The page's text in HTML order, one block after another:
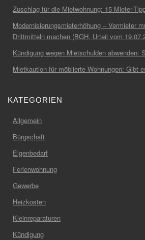
Zuschlag für die Mietwohnung: 15 Mieter-
Modernisierungsmieterhöhung – Vermieter
Drittmitteln machen (BGH, Urteil vom
Kündigung wegen Mietschulden abwenden:
Mietkaution für möblierte Wohnungen: Gibt
KATEGORIEN
Allgemein
Bürgschaft
Eigenbedarf
Ferienwohnung
Gewerbe
Heizkosten
Kleinreparaturen
Kündigung